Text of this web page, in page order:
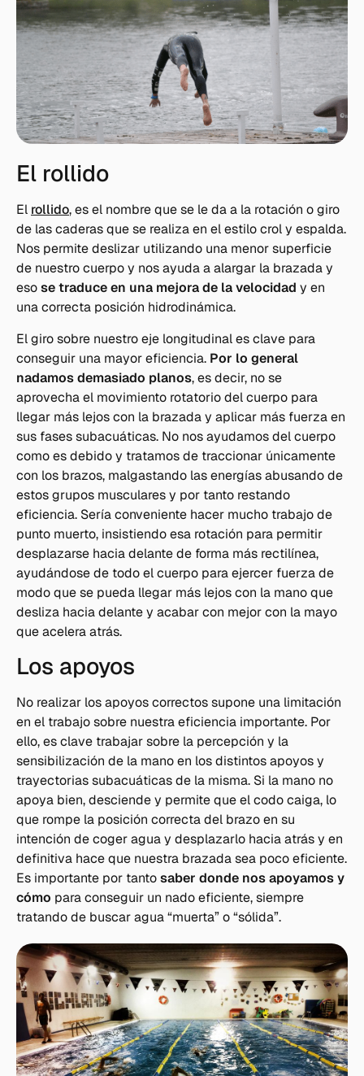
El rollido
El rollido, es el nombre que se le da a la rotación o giro
de las caderas que se realiza en el estilo crol y espalda.
Nos permite deslizar utilizando una menor superficie
de nuestro cuerpo y nos ayuda a alargar la brazada y
esose traduce en una mejora de la velocidad y en
una correcta posición hidrodinámica.
El giro sobre nuestro eje longitudinal es clave para
conseguir una mayor eficiencia. Por lo general
nadamos demasiado planos, es decir, no se
aprovecha el movimiento rotatorio del cuerpo para
llegar más lejos con la brazada y aplicar más fuerza en
sus fases subacuáticas. No nos ayudamos del cuerpo
como es debido y tratamos de traccionar únicamente
con los brazos, malgastando las energías abusando de
estos grupos musculares y por tanto restando
eficiencia. Sería conveniente hacer mucho trabajo de
punto muerto, insistiendo esa rotación para permitir
desplazarse hacia delante de forma más rectilínea,
ayudándose de todo el cuerpo para ejercer fuerza de
modo que se pueda llegar más lejos con la mano que
desliza hacia delante y acabar con mejor con la mayo
que acelera atrás.
Los apoyos
No realizar los apoyos correctos supone una limitación
en el trabajo sobre nuestra eficiencia importante. Por
ello, es clave trabajar sobre la percepción y la
sensibilización de la mano en los distintos apoyos y
trayectorias subacuáticas de la misma. Si la mano no
apoya bien, desciende y permite que el codo caiga, lo
que rompe la posición correcta del brazo en su
intención de coger agua y desplazarlo hacia atrás y en
definitiva hace que nuestra brazada sea poco eficiente.
Es importante por tantosaber donde nos apoyamos y
cómo para conseguir un nado eficiente, siempre
tratando de buscar agua “muerta” o “sólida”.